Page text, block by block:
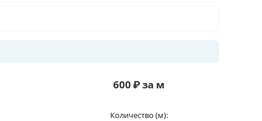
600₽за м
Количество (м):